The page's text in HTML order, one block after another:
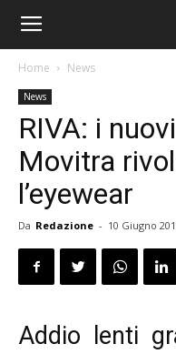
Home News
News
RIVA: i
Movitra
l’eyewear
Da Redazione - 10 Giugno
Addio lenti